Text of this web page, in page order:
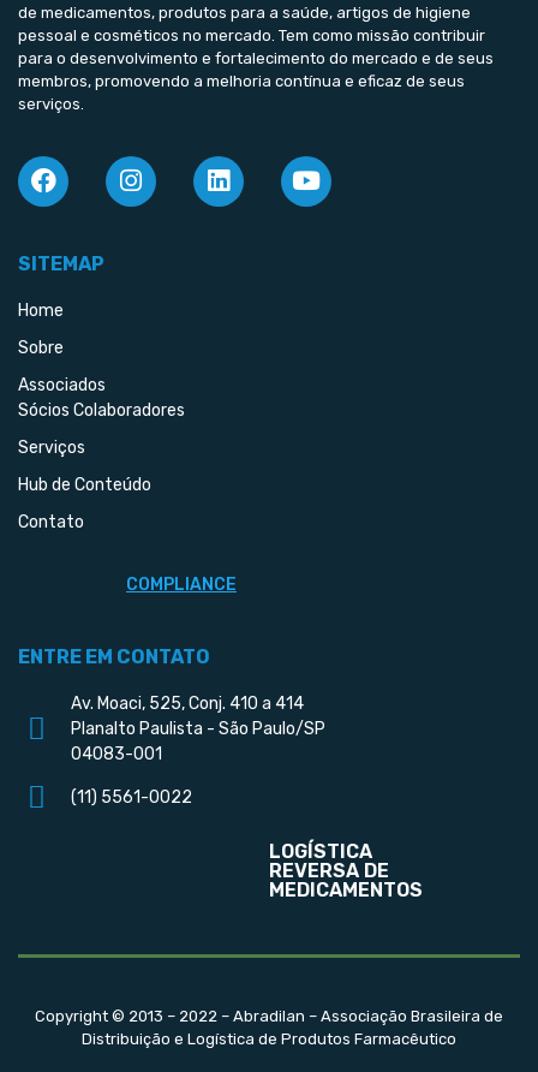
de medicamentos, produtos para a saúde, artigos de higiene
pessoal e cosméticos no mercado. Tem como missão contribuir
para o desenvolvimento e fortalecimento do mercado e de seus
membros, promovendo a melhoria contínua e eficaz de seus
serviços.
SITEMAP
Home
Sobre
Associados
Sócios Colaboradores
Serviços
Hub de Conteúdo
Contato
COMPLIANCE
ENTRE EM CONTATO
Av. Moaci, 525, Conj. 410 a 414
Planalto Paulista - São Paulo/SP
04083-001
(11) 5561-0022
LOGÍSTICA
REVERSA DE
MEDICAMENTOS
Copyright © 2013 – 2022 – Abradilan – Associação Brasileira de
Distribuição e Logística de Produtos Farmacêutico